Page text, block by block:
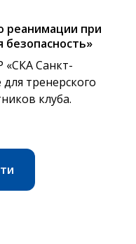
реанимации при
Санкт-
тренерского
клуба.